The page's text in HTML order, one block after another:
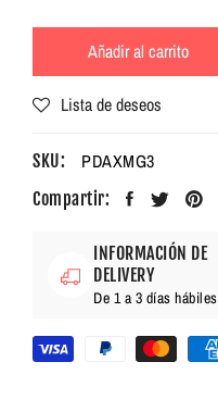
Añadir al carrito
Lista de deseos
SKU: PDAXMG3
Compartir:
INFORMACIÓN DE
DELIVERY
De 1 a 3 días hábiles